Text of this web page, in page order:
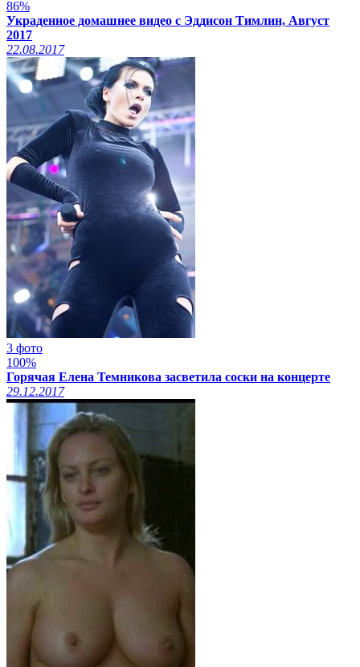
86%
Украденное домашнее видео с Эддисон Тимлин, Август
2017
22.08.2017
3 фото
100%
Горячая Елена Темникова засветила соски на концерте
29.12.2017